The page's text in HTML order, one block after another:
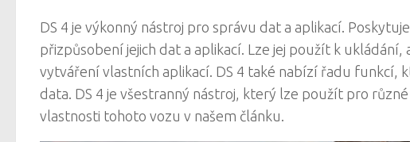
DS 4 je výkonný nástroj pro správu dat a aplikací.
přizpůsobení jejich dat a aplikací. Lze jej použít k
vytváření vlastních aplikací. DS 4 také nabízí řadu funkcí,
data. DS 4 je všestranný nástroj, který lze použít pro
vlastnosti tohoto vozu v našem článku.